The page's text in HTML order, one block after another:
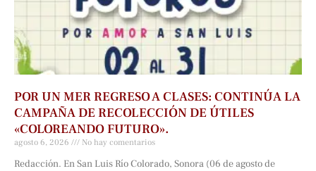
POR UN MER REGRESO A CLASES: CONTINÚA LA
CAMPAÑA DE RECOLECCIÓN DE ÚTILES
«COLOREANDO FUTURO».
agosto 6, 2026 No hay comentarios
Redacción. En San Luis Río Colorado, Sonora (06 de agosto de